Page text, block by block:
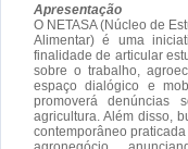
Apresentação
O NETASA (Núcleo de
Alimentar) é uma
finalidade de articular
sobre o trabalho,
espaço dialógico e
promoverá
agricultura. Além disso,
contemporâneo